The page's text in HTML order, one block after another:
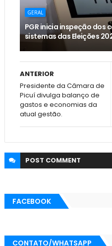
GERAL
PGR inicia inspeção
sistemas das Eleições
ANTERIOR
Presidente da Câmara de
Picuí divulga balanço de
gastos e economias da
atual gestão.
POST COMMENT
FACEBOOK
CONTATO/WHATSAPP